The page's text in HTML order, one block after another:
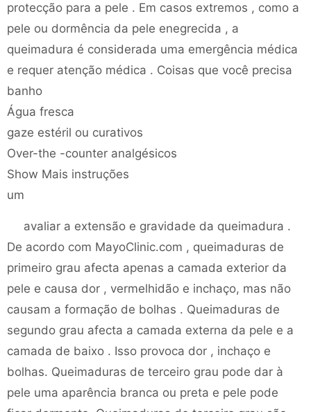
protecção para a pele . Em casos extremos , como a
pele ou dormência da pele enegrecida , a
queimadura é considerada uma emergência médica
e requer atenção médica . Coisas que você precisa
banho
Água fresca
gaze estéril ou curativos
Over-the -counter analgésicos
Show Mais instruções
um
avaliar a extensão e gravidade da queimadura .
De acordo com MayoClinic.com , queimaduras de
primeiro grau afecta apenas a camada exterior da
pele e causa dor , vermelhidão e inchaço, mas não
causam a formação de bolhas . Queimaduras de
segundo grau afecta a camada externa da pele e a
camada de baixo . Isso provoca dor , inchaço e
bolhas. Queimaduras de terceiro grau pode dar à
pele uma aparência branca ou preta e pele pode